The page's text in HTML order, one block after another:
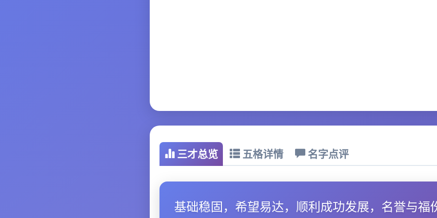
三才总览 五格详情 名字点评
基础稳固，希望易达，顺利成功发展，名誉与福